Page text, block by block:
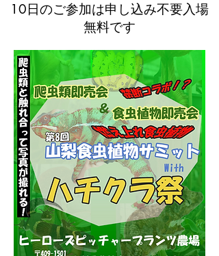
10日のご参加は申し込み不要入場
無料です